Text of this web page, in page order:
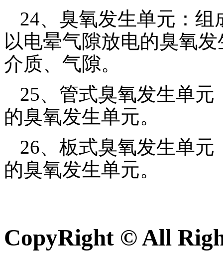
24、臭氧发生单元：
以电晕气隙放电的臭氧
介质、气隙。
25、管式臭氧发生单
的臭氧发生单元。
26、板式臭氧发生单
的臭氧发生单元。
CopyRight © All